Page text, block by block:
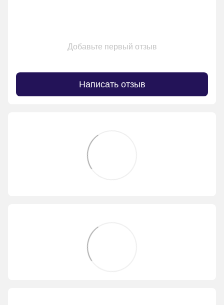
Добавьте первый отзыв
Написать отзыв